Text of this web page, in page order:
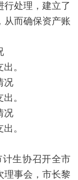
行处理，建立了
从而确保资产账
。
况
。
况
。
计生协召开全市
理事会，市长黎